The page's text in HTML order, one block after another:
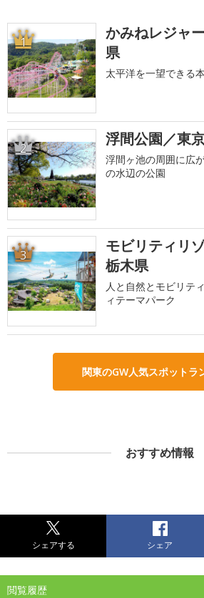
1
かみねレジャ
県
太平洋を一望できる
2 浮間公園／東
浮間ヶ池の周囲に広
の水辺の公園
3
モビリティリ
栃木県
人と自然とモビリテ
ィテーマパーク
関東のGW人気スポットラ
おすすめ情報
シェアする シェア
閲覧履歴